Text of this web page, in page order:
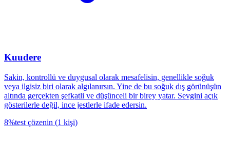
Kuudere
Sakin, kontrollü ve duygusal olarak mesafelisin, genellikle soğuk
veya ilgisiz biri olarak algılanırsın. Yine de bu soğuk dış görünüşün
altında gerçekten şefkatli ve düşünceli bir birey yatar. Sevgini açık
gösterilerle değil, ince jestlerle ifade edersin.
8%test çözenin (1 kişi)